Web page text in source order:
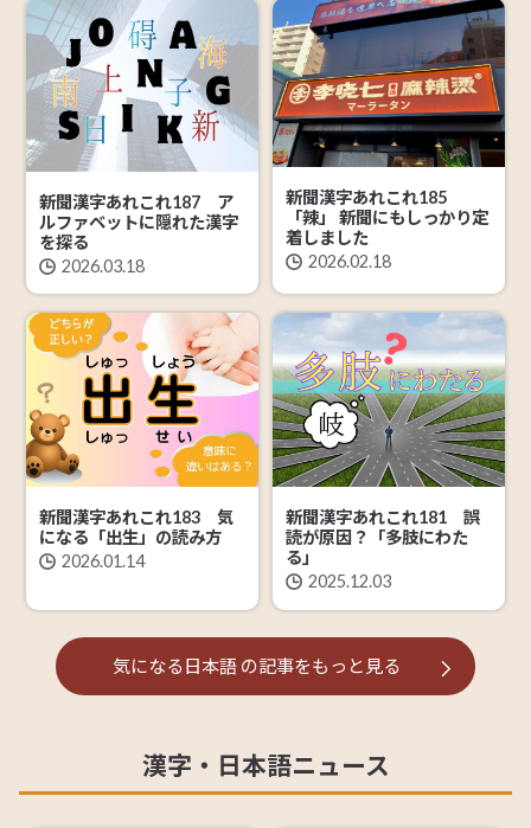
新聞漢字あれこれ187 ア
ルファベットに隠れた漢字
を探る
2026.03.18
新聞漢字あれこれ185
「辣」 新聞にもしっかり定
着しました
2026.02.18
新聞漢字あれこれ183 気
になる「出生」の読み方
2026.01.14
新聞漢字あれこれ181 誤
読が原因？「多肢にわた
る」
2025.12.03
気になる日本語 の記事をもっと見る
漢字・日本語ニュース